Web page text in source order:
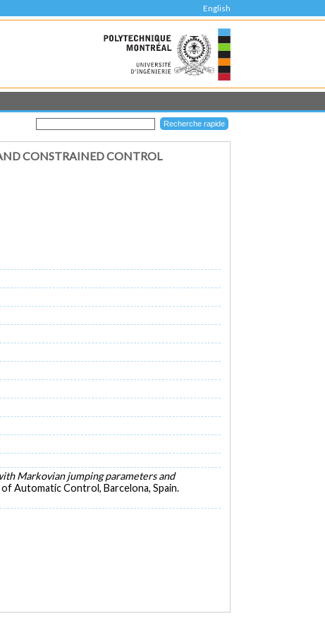
English
CONSTRAINED CONTROL
Markovian jumping parameters and
Automatic Control, Barcelona, Spain.